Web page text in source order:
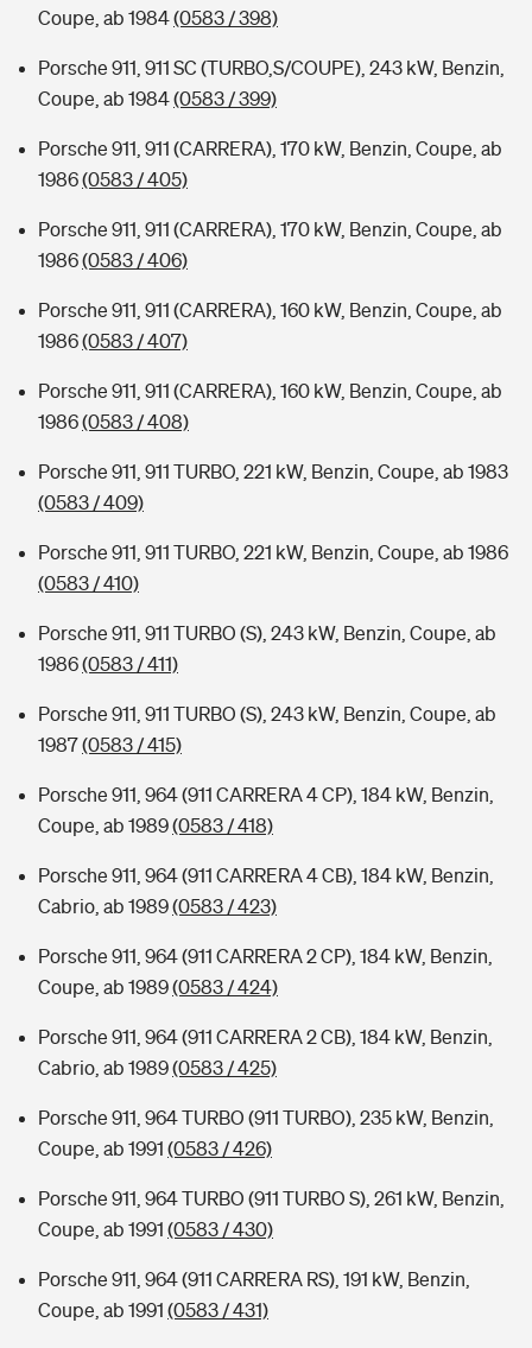
Coupe, ab 1984(0583 / 398)
Porsche 911, 911 SC (TURBO,S/COUPE), 243 kW, Benzin,
Coupe, ab 1984(0583 / 399)
Porsche 911, 911 (CARRERA), 170 kW, Benzin, Coupe, ab
1986(0583 / 405)
Porsche 911, 911 (CARRERA), 170 kW, Benzin, Coupe, ab
1986(0583 / 406)
Porsche 911, 911 (CARRERA), 160 kW, Benzin, Coupe, ab
1986(0583 / 407)
Porsche 911, 911 (CARRERA), 160 kW, Benzin, Coupe, ab
1986(0583 / 408)
Porsche 911, 911 TURBO, 221 kW, Benzin, Coupe, ab 1983
(0583 / 409)
Porsche 911, 911 TURBO, 221 kW, Benzin, Coupe, ab 1986
(0583 / 410)
Porsche 911, 911 TURBO (S), 243 kW, Benzin, Coupe, ab
1986(0583 / 411)
Porsche 911, 911 TURBO (S), 243 kW, Benzin, Coupe, ab
1987(0583 / 415)
Porsche 911, 964 (911 CARRERA 4 CP), 184 kW, Benzin,
Coupe, ab 1989(0583 / 418)
Porsche 911, 964 (911 CARRERA 4 CB), 184 kW, Benzin,
Cabrio, ab 1989(0583 / 423)
Porsche 911, 964 (911 CARRERA 2 CP), 184 kW, Benzin,
Coupe, ab 1989(0583 / 424)
Porsche 911, 964 (911 CARRERA 2 CB), 184 kW, Benzin,
Cabrio, ab 1989(0583 / 425)
Porsche 911, 964 TURBO (911 TURBO), 235 kW, Benzin,
Coupe, ab 1991 (0583 / 426)
Porsche 911, 964 TURBO (911 TURBO S), 261 kW, Benzin,
Coupe, ab 1991 (0583 / 430)
Porsche 911, 964 (911 CARRERA RS), 191 kW, Benzin,
Coupe, ab 1991 (0583 / 431)